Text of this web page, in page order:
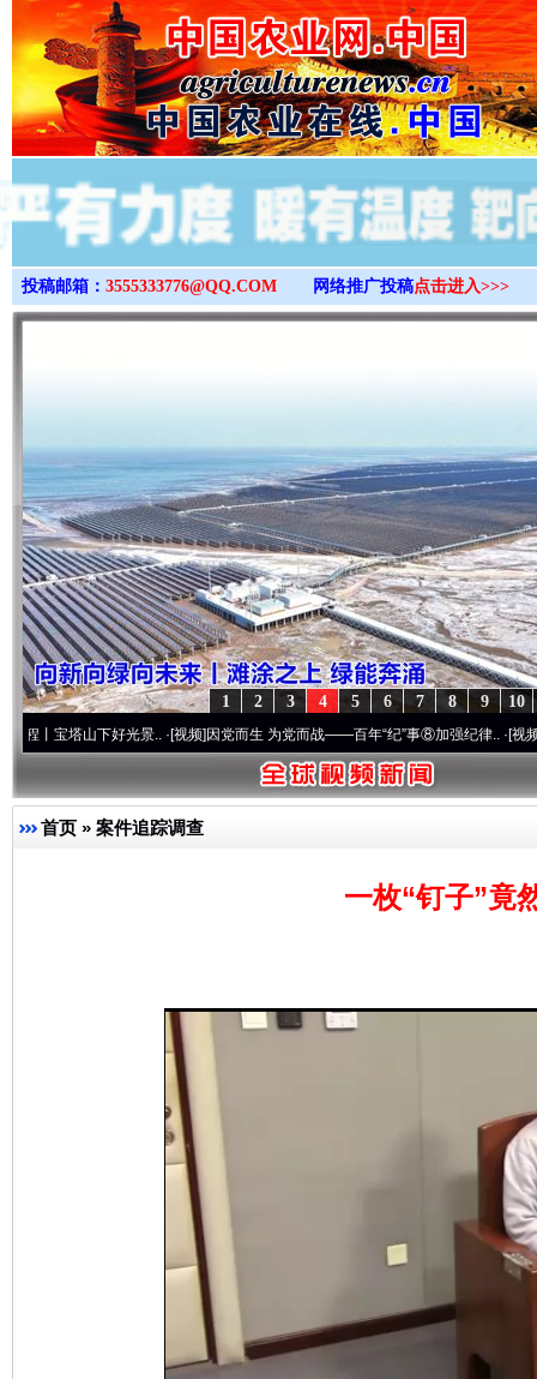
>
投稿邮箱： 3555333776@QQ.COM 网络推广投稿点击进入>>>
10
9
8
7
6
5
4
3
2
1
山下好光景..·[视频]因党而生 为党而战——百年“纪”事⑧加强纪律..·[视频]牢记初心
首页 » 案件追踪调查
一枚“钉子”竟